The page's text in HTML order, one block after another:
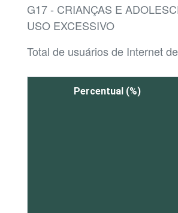
G17 - CRIANÇAS E
USO EXCESSIVO
Total de usuários de Internet de
Percentual (%)